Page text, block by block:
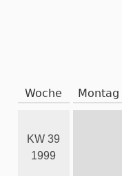
Woche Montag
KW 39
1999